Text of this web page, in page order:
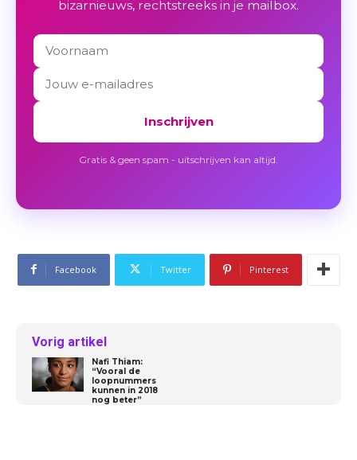
bizarnieuws, rechtstreeks in je mailbox.
Inschrijven
Gratis & geen spam - uitschrijven kan altijd.
Facebook Twitter Pinterest
Vorig artikel
Nafi Thiam:
“Vooral de
loopnummers
kunnen in 2018
nog beter”